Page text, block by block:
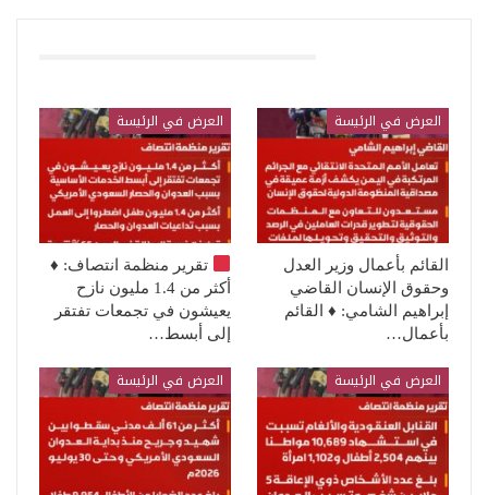
العرض في الرئيسة
القائم بأعمال وزير العدل
وحقوق الإنسان القاضي
إبراهيم الشامي: ♦️ القائم
بأعمال…
العرض في الرئيسة
تقرير منظمة انتصاف: ♦️
أكثر من 1.4 مليون نازح
يعيشون في تجمعات تفتقر
إلى أبسط…
العرض في الرئيسة العرض في الرئيسة